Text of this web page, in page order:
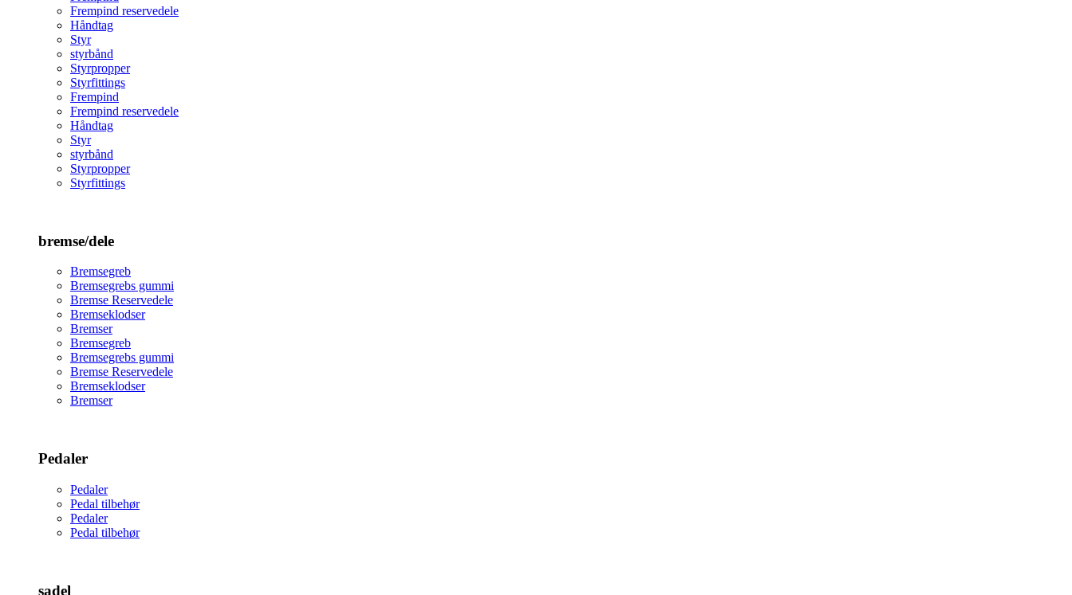
Frempind reservedele
Håndtag
Styr
styrbånd
Styrpropper
Styrfittings
Frempind
Frempind reservedele
Håndtag
Styr
styrbånd
Styrpropper
Styrfittings
bremse/dele
Bremsegreb
Bremsegrebs gummi
Bremse Reservedele
Bremseklodser
Bremser
Bremsegreb
Bremsegrebs gummi
Bremse Reservedele
Bremseklodser
Bremser
Pedaler
Pedaler
Pedal tilbehør
Pedaler
Pedal tilbehør
sadel